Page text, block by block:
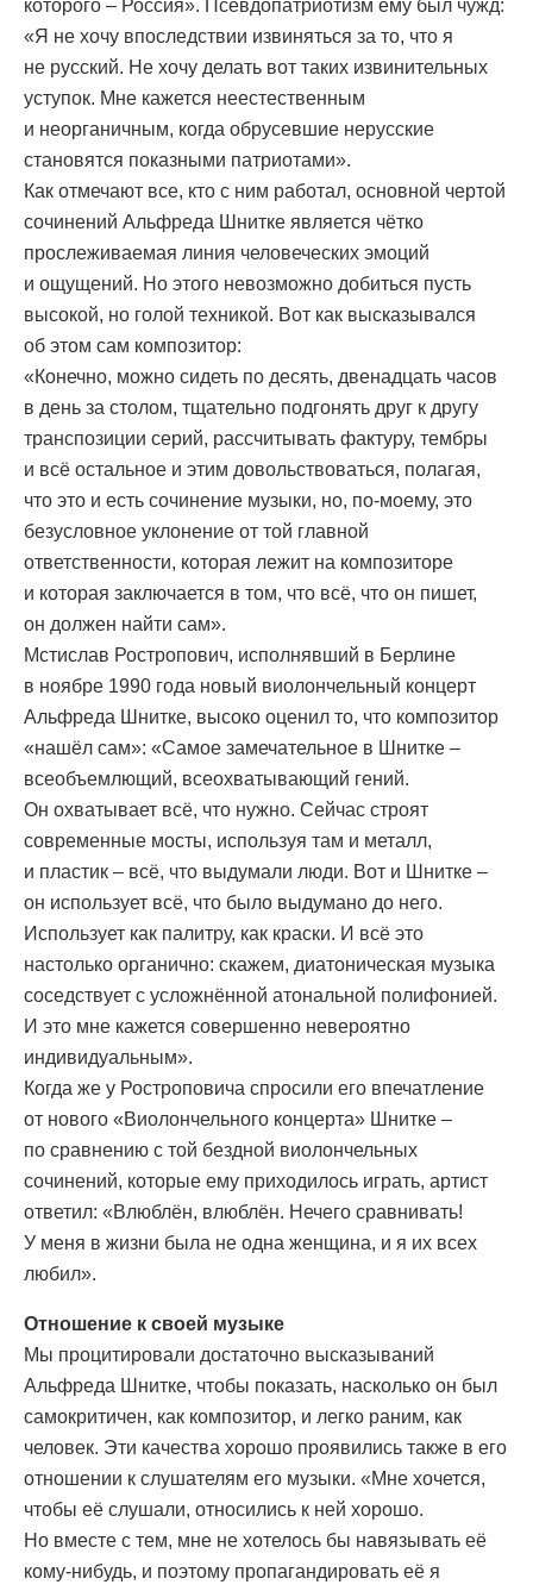
которого – Россия». Псевдопатриотизм ему был чужд:
«Я не хочу впоследствии извиняться за то, что я
не русский. Не хочу делать вот таких извинительных
уступок. Мне кажется неестественным
и неорганичным, когда обрусевшие нерусские
становятся показными патриотами».
Как отмечают все, кто с ним работал, основной чертой
сочинений Альфреда Шнитке является чётко
прослеживаемая линия человеческих эмоций
и ощущений. Но этого невозможно добиться пусть
высокой, но голой техникой. Вот как высказывался
об этом сам композитор:
«Конечно, можно сидеть по десять, двенадцать часов
в день за столом, тщательно подгонять друг к другу
транспозиции серий, рассчитывать фактуру, тембры
и всё остальное и этим довольствоваться, полагая,
что это и есть сочинение музыки, но, по-моему, это
безусловное уклонение от той главной
ответственности, которая лежит на композиторе
и которая заключается в том, что всё, что он пишет,
он должен найти сам».
Мстислав Ростропович, исполнявший в Берлине
в ноябре 1990 года новый виолончельный концерт
Альфреда Шнитке, высоко оценил то, что композитор
«нашёл сам»: «Самое замечательное в Шнитке –
всеобъемлющий, всеохватывающий гений.
Он охватывает всё, что нужно. Сейчас строят
современные мосты, используя там и металл,
и пластик – всё, что выдумали люди. Вот и Шнитке –
он использует всё, что было выдумано до него.
Использует как палитру, как краски. И всё это
настолько органично: скажем, диатоническая музыка
соседствует с усложнённой атональной полифонией.
И это мне кажется совершенно невероятно
индивидуальным».
Когда же у Ростроповича спросили его впечатление
от нового «Виолончельного концерта» Шнитке –
по сравнению с той бездной виолончельных
сочинений, которые ему приходилось играть, артист
ответил: «Влюблён, влюблён. Нечего сравнивать!
У меня в жизни была не одна женщина, и я их всех
любил».
Отношение к своей музыке
Мы процитировали достаточно высказываний
Альфреда Шнитке, чтобы показать, насколько он был
самокритичен, как композитор, и легко раним, как
человек. Эти качества хорошо проявились также в его
отношении к слушателям его музыки. «Мне хочется,
чтобы её слушали, относились к ней хорошо.
Но вместе с тем, мне не хотелось бы навязывать её
кому-нибудь, и поэтому пропагандировать её я